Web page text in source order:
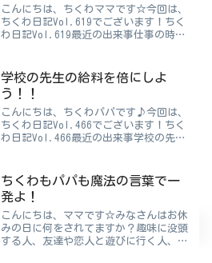
こんにちは、ちくわママです☆今回は、
ちくわ日記Vol.619でございます！ちく
わ日記Vol.619最近の出来事仕事の時間
い”のに、毎日上書きされてく感じ😥
疲れてる上に免疫力...
学校の先生の給料を倍にしよ
う！！
こんにちは、ちくわパパです♪今回は、
ちくわ日記Vol.466でございます！ちく
わ日記Vol.466最近の出来事学校の先生
と思ったら65歳になった」先生「ガッ
デム！！」先...
ちくわもパパも魔法の言葉で一
発よ！
こんにちは、ママです☆みなさんはお休
みの日に何をされてますか？趣味に没頭
する人、友達や恋人と遊びに行く人、家